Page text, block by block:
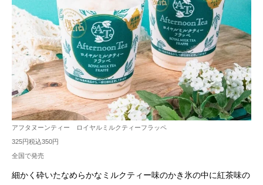
アフタヌーンティー ロイヤルミルクティーフラッペ
325円税込350円
全国で発売
細かく砕いたなめらかなミルクティー味のかき氷の中に紅茶味の